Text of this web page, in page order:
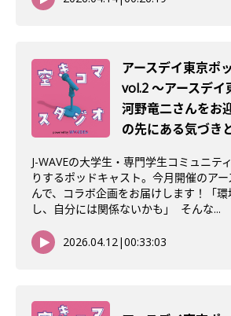
アースデイ東京ポ
vol.2 〜アースデイ
河野竜二さんをお
の先にある気づき
J-WAVEの大学生・専門学生コミュニテ
りするポッドキャスト。今月開催のア
んで、コラボ企画をお届けします！「
し、自分には関係ないかも」 そんな...
2026.04.12|00:33:03